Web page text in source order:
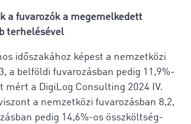
a fuvarozók a megemelkedett
terhelésével
időszakához képest a nemzetközi
a belföldi fuvarozásban pedig 11,9%-
mért a DigiLog Consulting 2024 IV.
a nemzetközi fuvarozásban 8,2,
pedig 14,6%-os összköltség-